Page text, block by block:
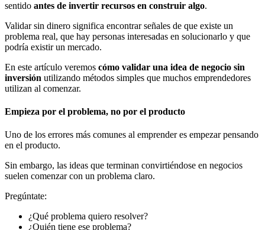
sentido antes de invertir recursos en construir algo.
Validar sin dinero significa encontrar señales de que existe un
problema real, que hay personas interesadas en solucionarlo y que
podría existir un mercado.
En este artículo veremos cómo validar una idea de negocio sin
inversión utilizando métodos simples que muchos emprendedores
utilizan al comenzar.
Empieza por el problema, no por el producto
Uno de los errores más comunes al emprender es empezar pensando
en el producto.
Sin embargo, las ideas que terminan convirtiéndose en negocios
suelen comenzar con un problema claro.
Pregúntate:
¿Qué problema quiero resolver?
¿Quién tiene ese problema?